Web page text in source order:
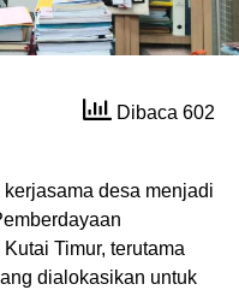
Dibaca 602
desa menjadi
Timur, terutama
dialokasikan untuk